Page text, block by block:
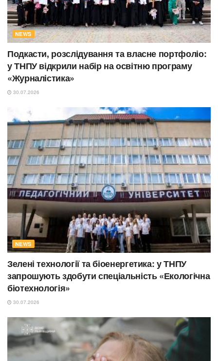
NEWS
Подкасти, розслідування та власне портфоліо:
у ТНПУ відкрили набір на освітню програму
«Журналістика»
30.07.2026
NEWS
Зелені технології та біоенергетика: у ТНПУ
запрошують здобути спеціальність «Екологічна
біотехнологія»
30.07.2026